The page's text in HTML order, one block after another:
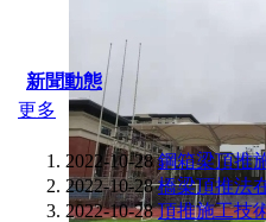
新聞動態
更多
2022-10-28 鋼箱梁頂推
2022-10-28 橋梁頂推法
2022-10-28 頂推施工技